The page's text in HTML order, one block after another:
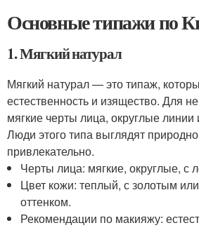
Основные типажи по
1. Мягкий натурал
Мягкий натурал — это типаж,
естественность и изящество. Для
мягкие черты лица, округлые
Люди этого типа выглядят
привлекательно.
Черты лица: мягкие, округлые, с
Цвет кожи: теплый, с золотым
оттенком.
Рекомендации по макияжу: